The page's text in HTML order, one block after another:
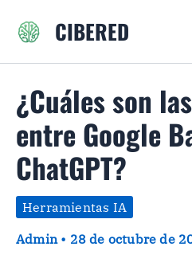
CIBERED
¿Cuáles son
entre Google
ChatGPT?
Herramientas IA
Admin • 28 de octubre de